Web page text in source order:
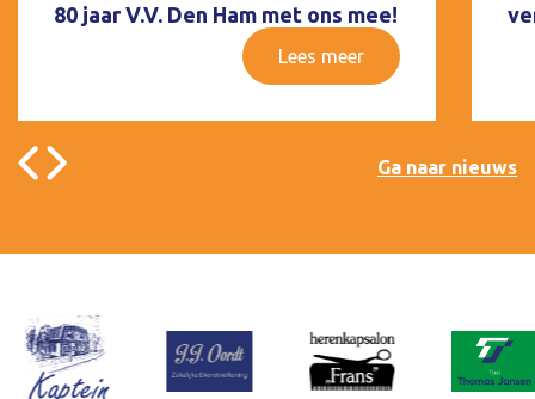
80 jaar V.V. Den Ham met ons mee!
Lees meer
Ga naar nieuws